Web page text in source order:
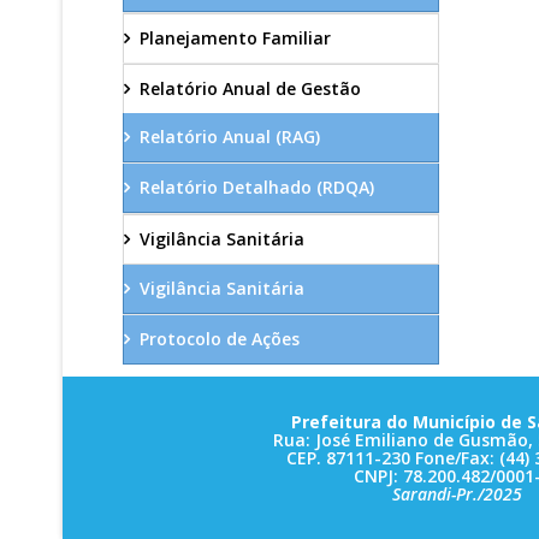
Planejamento Familiar
Relatório Anual de Gestão
Relatório Anual (RAG)
Relatório Detalhado (RDQA)
Vigilância Sanitária
Vigilância Sanitária
Protocolo de Ações
Prefeitura do Município de
Rua: José Emiliano de
CEP. 87111-230 Fone/Fax: (44)
CNPJ: 78.200.482/
Sarandi-Pr./2025